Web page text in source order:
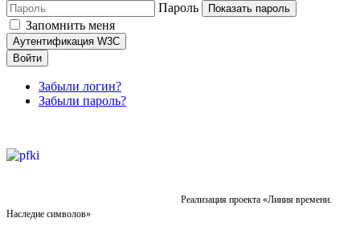
Пароль
Показать пароль
Запомнить меня
Аутентификация W3C
Войти
Забыли логин?
Забыли пароль?
Реализация проекта «Линия времени.
Наследие символов»